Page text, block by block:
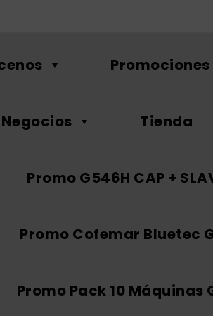
Promociones
Negocios Tienda
Promo G546H CAP +
Promo Cofemar Bluetec
Promo Pack 10 Máquinas